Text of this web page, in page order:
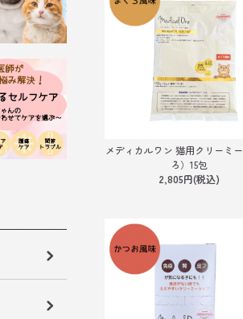
メディカルワン 猫用クリーミ
ろ）15包
2,805円(税込)